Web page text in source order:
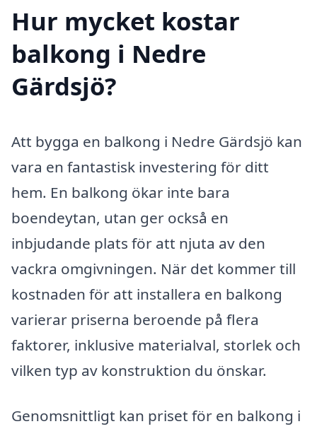
Hur mycket kostar
balkong i Nedre
Gärdsjö?
Att bygga en balkong i Nedre Gärdsjö kan
vara en fantastisk investering för ditt
hem. En balkong ökar inte bara
boendeytan, utan ger också en
inbjudande plats för att njuta av den
vackra omgivningen. När det kommer till
kostnaden för att installera en balkong
varierar priserna beroende på flera
faktorer, inklusive materialval, storlek och
vilken typ av konstruktion du önskar.
Genomsnittligt kan priset för en balkong i